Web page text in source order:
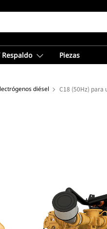
Respaldo Piezas
diésel C18 (50Hz) para